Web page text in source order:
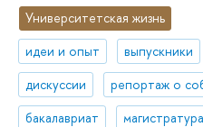
Университетская жизнь
идеи и опыт
выпускники
дискуссии
репортаж о
бакалавриат
магистратура